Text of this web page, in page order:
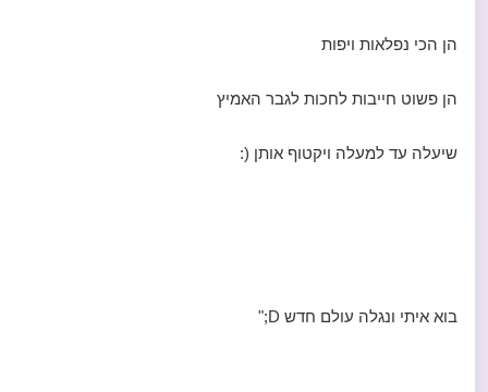
הן הכי נפלאות ויפות
הן פשוט חייבות לחכות לגבר האמיץ
שיעלה עד למעלה ויקטוף אותן (:
בוא איתי ונגלה עולם חדש D;"